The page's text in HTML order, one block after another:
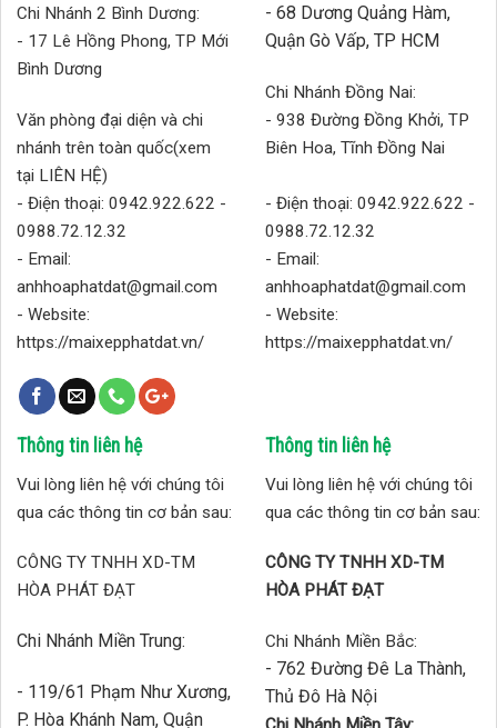
Chi Nhánh 2 Bình Dương:
- 17 Lê Hồng Phong, TP Mới
Bình Dương
Văn phòng đại diện và chi
nhánh trên toàn quốc(xem
tại LIÊN HỆ)
- Điện thoại: 0942.922.622 -
0988.72.12.32
- Email:
anhhoaphatdat@gmail.com
- Website:
https://maixepphatdat.vn/
- 68 Dương Quảng Hàm,
Quận Gò Vấp, TP HCM
Chi Nhánh Đồng Nai:
- 938 Đường Đồng Khởi, TP
Biên Hoa, Tĩnh Đồng Nai
- Điện thoại: 0942.922.622 -
0988.72.12.32
- Email:
anhhoaphatdat@gmail.com
- Website:
https://maixepphatdat.vn/
Thông tin liên hệ
Vui lòng liên hệ với chúng tôi
qua các thông tin cơ bản sau:
CÔNG TY TNHH XD-TM
HÒA PHÁT ĐẠT
Chi Nhánh Miền Trung:
- 119/61 Phạm Như Xương,
P. Hòa Khánh Nam, Quận
Thông tin liên hệ
Vui lòng liên hệ với chúng tôi
qua các thông tin cơ bản sau:
CÔNG TY TNHH XD-TM
HÒA PHÁT ĐẠT
Chi Nhánh Miền Bắc:
- 762 Đường Đê La Thành,
Thủ Đô Hà Nội